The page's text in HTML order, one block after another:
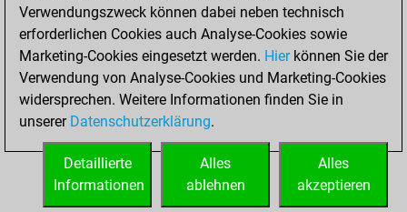
Erstickte Matts
Unterverwandlungen
0
Türme auf der siebten
0
STARTSEITE
Verwendungszweck können dabei neben technisch
erforderlichen Cookies auch Analyse-Cookies sowie
Marketing-Cookies eingesetzt werden. Hierkönnen Sie der
Verwendung von Analyse-Cookies und Marketing-Cookies
widersprechen. Weitere Informationen finden Sie in
unserer Datenschutzerklärung.
Alles
akzeptieren
Alles
ablehnen
Detaillierte
Informationen